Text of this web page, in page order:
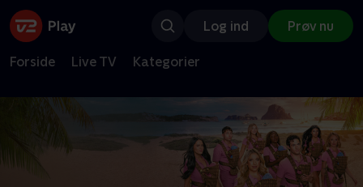
Log ind Prøv nu
Forside Live TV Kategorier